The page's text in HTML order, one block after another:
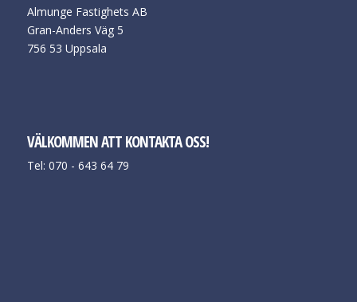
Almunge Fastighets AB
Gran-Anders Väg 5
756 53 Uppsala
VÄLKOMMEN ATT KONTAKTA OSS!
Tel: 070 - 643 64 79